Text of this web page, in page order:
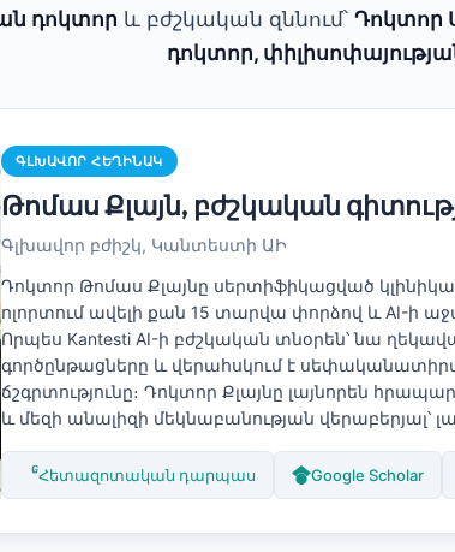
դոկտոր և բժշկական զննում՝ Դոկտոր
դոկտոր,
ԳԼԽԱՎՈՐ ՀԵՂԻՆԱԿ
Թոմաս Քլայն, բժշկական
Գլխավոր բժիշկ, Կանտեստի ԱԻ
Դոկտոր Թոմաս Քլայնը սերտիֆիկացված
ոլորտում ավելի քան 15 տարվա փորձով և AI-ի
Որպես Kantesti AI-ի բժշկական տնօրեն՝ նա
գործընթացները և վերահսկում է
ճշգրտությունը։ Դոկտոր Քլայնը լայնորեն
և մեզի անալիզի մեկնաբանության վերաբերյալ՝
Հետազոտական դարպաս Google Scholar